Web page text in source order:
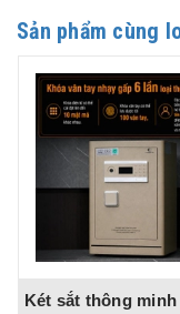
Sản phẩm cùng
Két sắt